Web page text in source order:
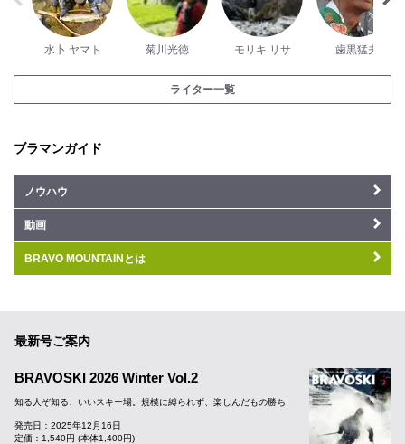
水卜 ヤマト 菊川光徳 モリキ リサ 歯黒猛夫
ライター一覧
ブラマンガイド
ノウハウ
動画
BRAVO MOUNTAINとは
最新号ご案内
BRAVOSKI 2026 Winter Vol.2
知る人ぞ知る、いいスキー場。規模に縛られず、楽しんだもの勝ち
発売日：2025年12月16日
定価：1,540円 (本体1,400円)